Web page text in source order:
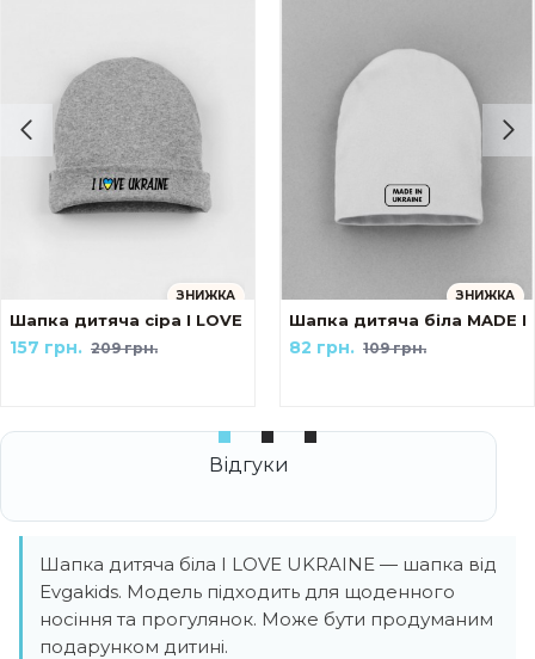
ЗНИЖКА
Шапка дитяча сіра I LOVE UKRAINE
209 грн.
157 грн.
ЗНИЖКА
Шапка дитяча біла MADE
109 грн.
82 грн.
Шапка дитяча біла I LOVE UKRAINE — шапка від
Evgakids. Модель підходить для щоденного
носіння та прогулянок. Може бути продуманим
подарунком дитині.